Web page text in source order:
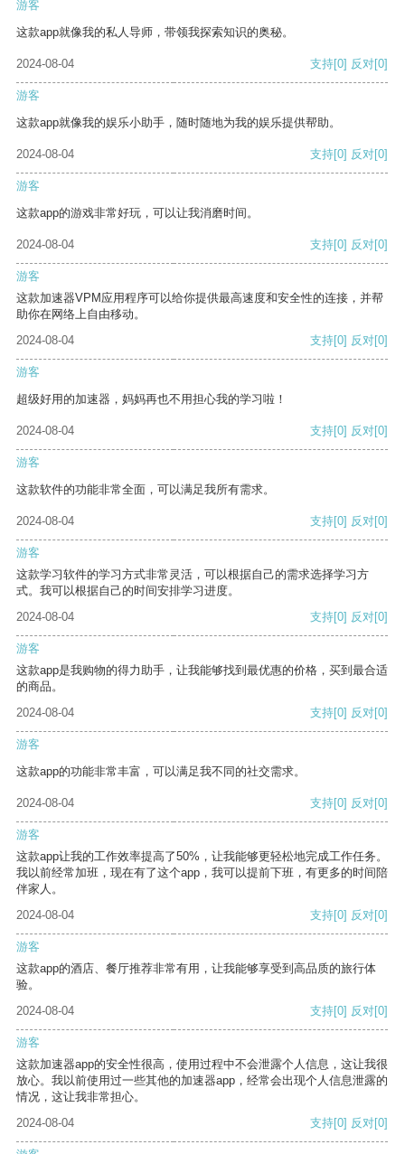
游客
这款app就像我的私人导师，带领我探索知识的奥秘。
2024-08-04 支持[0] 反对[0]
游客
这款app就像我的娱乐小助手，随时随地为我的娱乐提供帮助。
2024-08-04 支持[0] 反对[0]
游客
这款app的游戏非常好玩，可以让我消磨时间。
2024-08-04 支持[0] 反对[0]
游客
这款加速器VPM应用程序可以给你提供最高速度和安全性的连接，并帮
助你在网络上自由移动。
2024-08-04
支持[0] 反对[0]
游客
超级好用的加速器，妈妈再也不用担心我的学习啦！
2024-08-04 支持[0] 反对[0]
游客
这款软件的功能非常全面，可以满足我所有需求。
2024-08-04 支持[0] 反对[0]
游客
这款学习软件的学习方式非常灵活，可以根据自己的需求选择学习方
式。我可以根据自己的时间安排学习进度。
2024-08-04
支持[0] 反对[0]
游客
这款app是我购物的得力助手，让我能够找到最优惠的价格，买到最合适
的商品。
2024-08-04
支持[0] 反对[0]
游客
这款app的功能非常丰富，可以满足我不同的社交需求。
2024-08-04 支持[0] 反对[0]
游客
这款app让我的工作效率提高了50%，让我能够更轻松地完成工作任务。
我以前经常加班，现在有了这个app，我可以提前下班，有更多的时间陪
伴家人。
2024-08-04
支持[0] 反对[0]
游客
这款app的酒店、餐厅推荐非常有用，让我能够享受到高品质的旅行体
验。
2024-08-04
支持[0] 反对[0]
游客
这款加速器app的安全性很高，使用过程中不会泄露个人信息，这让我很
放心。我以前使用过一些其他的加速器app，经常会出现个人信息泄露的
情况，这让我非常担心。
2024-08-04
支持[0] 反对[0]